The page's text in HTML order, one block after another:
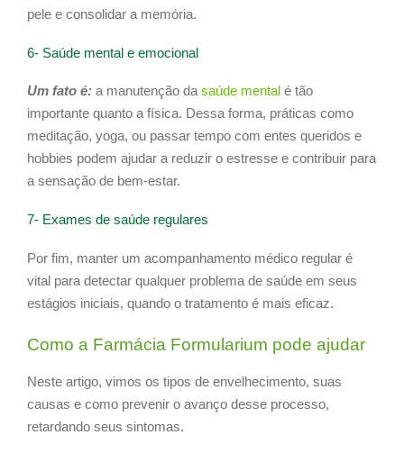
pele e consolidar a memória.
6- Saúde mental e emocional
Um fato é: a manutenção dasaúde mental é tão
importante quanto a física. Dessa forma, práticas como
meditação, yoga, ou passar tempo com entes queridos e
hobbies podem ajudar a reduzir o estresse e contribuir para
a sensação de bem-estar.
7- Exames de saúde regulares
Por fim, manter um acompanhamento médico regular é
vital para detectar qualquer problema de saúde em seus
estágios iniciais, quando o tratamento é mais eficaz.
Como a Farmácia Formularium pode ajudar
Neste artigo, vimos os tipos de envelhecimento, suas
causas e como prevenir o avanço desse processo,
retardando seus sintomas.